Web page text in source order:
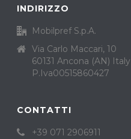
INDIRIZZO
Mobilpref S.p.A.
Via Carlo Maccari, 10
60131 Ancona (AN) Italy
P.Iva00515860427
CONTATTI
+39 071 2906911